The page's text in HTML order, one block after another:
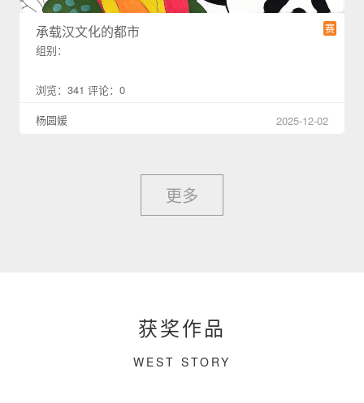
赛
承载汉文化的都市
组别：
浏览：341 评论：0
杨圆媛
2025-12-02
更多
获奖作品
WEST STORY